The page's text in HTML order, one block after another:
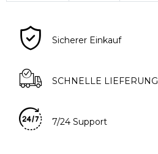
Sicherer Einkauf
SCHNELLE LIEFERUNG
7/24 Support